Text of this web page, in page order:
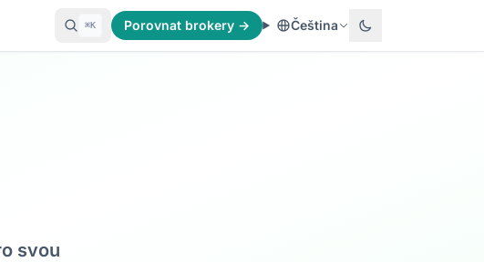
⌘K Porovnat brokery → Čeština
svou